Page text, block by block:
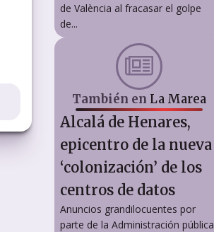
de València al fracasar el golpe
de...
También en La Marea
Alcalá de Henares,
epicentro de la nueva
‘colonización’ de los
centros de datos
Anuncios grandilocuentes por
parte de la Administración pública